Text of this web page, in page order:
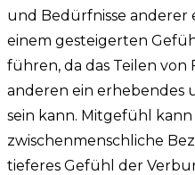
und Bedürfnisse anderer
einem gesteigerten
führen, da das Teilen
anderen ein erhebendes
sein kann. Mitgefühl kann
zwischenmenschliche
tieferes Gefühl der